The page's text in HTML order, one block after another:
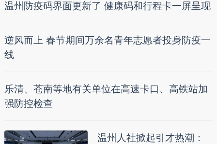
温州防疫码界面更新了 健康码和行程卡一屏呈现
逆风而上 春节期间万余名青年志愿者投身防疫一
线
乐清、苍南等地有关单位在高速卡口、高铁站加
强防控检查
温州人社掀起引才热潮：